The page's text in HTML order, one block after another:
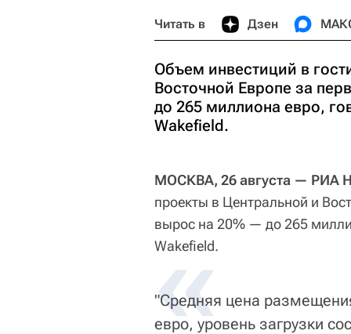
Читать в Дзен
Объем инвестиций в
Восточной Европе за
до 265 миллиона евро,
Wakefield.
МОСКВА, 26 августа — РИА
проекты в Центральной и
вырос на 20% — до 265
Wakefield.
"Средняя цена
евро, уровень загрузки